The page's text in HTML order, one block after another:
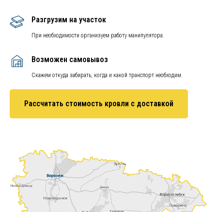
Разгрузим на участок
При необходимости организуем работу манипулятора.
Возможен самовывоз
Скажем откуда забирать, когда и какой транспорт необходим.
Рассчитать стоимость кровли с доставкой